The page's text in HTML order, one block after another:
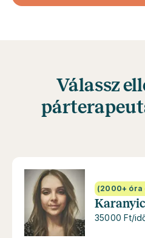
Válassz
(2000+ óra
35000 Ft/